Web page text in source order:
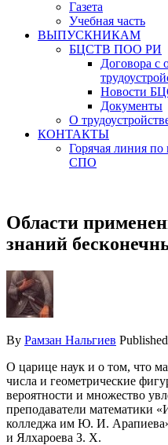
Газета
Учебная часть
ВЫПУСКНИКАМ
БЦСТВ ПОО РИ
Договора с
Новости
Документы
О
КОНТАКТЫ
Горячая линия по
СПО
Области
знаний
By Рамзан Нальгиев Published
О царице наук и о том, что
числа и геометрические
вероятности и множество
преподаватели математики
колледжа им Ю. И.
и Ялхароева З. Х.